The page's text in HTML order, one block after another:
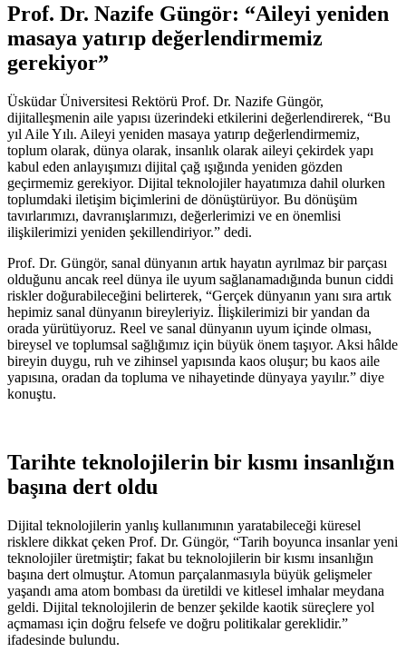
Prof. Dr. Nazife Güngör: “Aileyi yeniden
masaya yatırıp değerlendirmemiz
gerekiyor”
Üsküdar Üniversitesi Rektörü Prof. Dr. Nazife Güngör,
dijitalleşmenin aile yapısı üzerindeki etkilerini değerlendirerek, “Bu
yıl Aile Yılı. Aileyi yeniden masaya yatırıp değerlendirmemiz,
toplum olarak, dünya olarak, insanlık olarak aileyi çekirdek yapı
kabul eden anlayışımızı dijital çağ ışığında yeniden gözden
geçirmemiz gerekiyor. Dijital teknolojiler hayatımıza dahil olurken
toplumdaki iletişim biçimlerini de dönüştürüyor. Bu dönüşüm
tavırlarımızı, davranışlarımızı, değerlerimizi ve en önemlisi
ilişkilerimizi yeniden şekillendiriyor.” dedi.
Prof. Dr. Güngör, sanal dünyanın artık hayatın ayrılmaz bir parçası
olduğunu ancak reel dünya ile uyum sağlanamadığında bunun ciddi
riskler doğurabileceğini belirterek, “Gerçek dünyanın yanı sıra artık
hepimiz sanal dünyanın bireyleriyiz. İlişkilerimizi bir yandan da
orada yürütüyoruz. Reel ve sanal dünyanın uyum içinde olması,
bireysel ve toplumsal sağlığımız için büyük önem taşıyor. Aksi hâlde
bireyin duygu, ruh ve zihinsel yapısında kaos oluşur; bu kaos aile
yapısına, oradan da topluma ve nihayetinde dünyaya yayılır.” diye
konuştu.
Tarihte teknolojilerin bir kısmı insanlığın
başına dert oldu
Dijital teknolojilerin yanlış kullanımının yaratabileceği küresel
risklere dikkat çeken Prof. Dr. Güngör, “Tarih boyunca insanlar yeni
teknolojiler üretmiştir; fakat bu teknolojilerin bir kısmı insanlığın
başına dert olmuştur. Atomun parçalanmasıyla büyük gelişmeler
yaşandı ama atom bombası da üretildi ve kitlesel imhalar meydana
geldi. Dijital teknolojilerin de benzer şekilde kaotik süreçlere yol
açmaması için doğru felsefe ve doğru politikalar gereklidir.”
ifadesinde bulundu.